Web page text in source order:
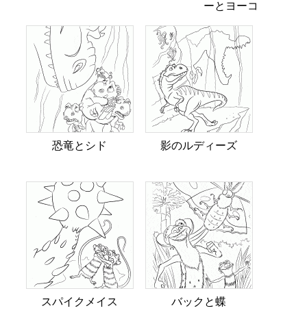
ーとヨーコ
恐竜とシド 影のルディーズ
スパイクメイス バックと蝶